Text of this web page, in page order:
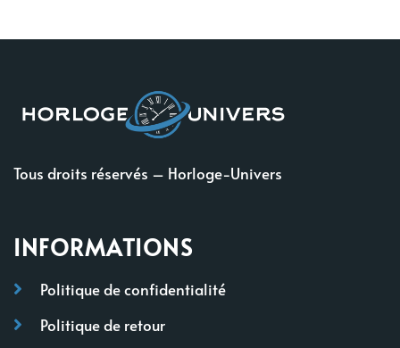
Tous droits réservés – Horloge-Univers
INFORMATIONS
Politique de confidentialité
Politique de retour